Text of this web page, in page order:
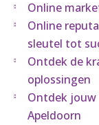
Online
Online
sleutel tot
Ontdek de
oplossingen
Ontdek jouw
Apeldoorn